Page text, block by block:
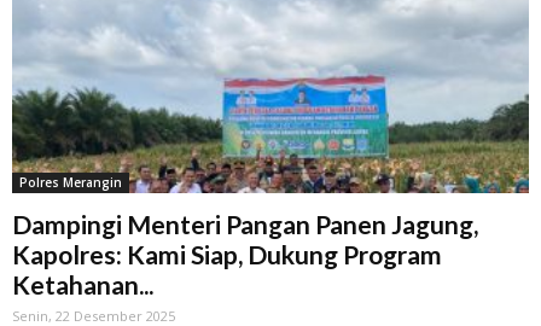
Polres Merangin
Dampingi Menteri Pangan Panen Jagung,
Kapolres: Kami Siap, Dukung Program
Ketahanan...
Senin, 22 Desember 2025